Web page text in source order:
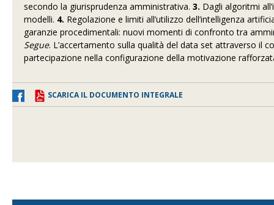
secondo la giurisprudenza amministrativa.3. Dagli algoritmi
modelli. 4. Regolazione e limiti all’utilizzo dell’intelligenza
garanzie procedimentali: nuovi momenti di confronto tra
Segue. L’accertamento sulla qualità del data set attraverso
partecipazione nella configurazione della motivazione
SCARICA IL DOCUMENTO INTEGRALE